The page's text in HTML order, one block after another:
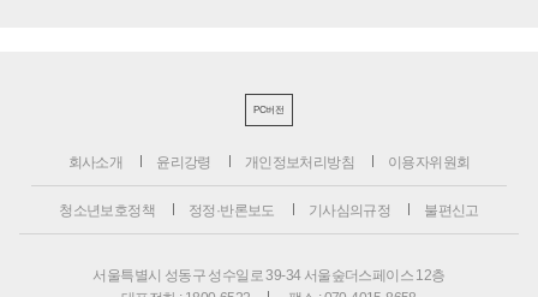
PC버전
회사소개 윤리강령 개인정보처리방침 이용자위원회
청소년보호정책 정정·반론보도 기사심의규정 불편신고
서울특별시 성동구 성수일로 39-34 서울숲더스페이스 12층